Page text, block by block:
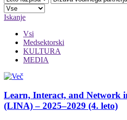
Iskanje
Vsi
Medsektorski
KULTURA
MEDIA
Learn, Interact, and Network
(LINA) – 2025–2029 (4. leto)